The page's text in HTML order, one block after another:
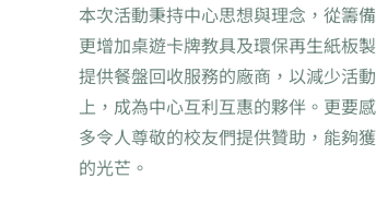
本次活動秉持中心思想與理念，從籌
更增加桌遊卡牌教具及環保再生紙板
提供餐盤回收服務的廠商，以減少活
上，成為中心互利互惠的夥伴。更要
多令人尊敬的校友們提供贊助，能夠
的光芒。